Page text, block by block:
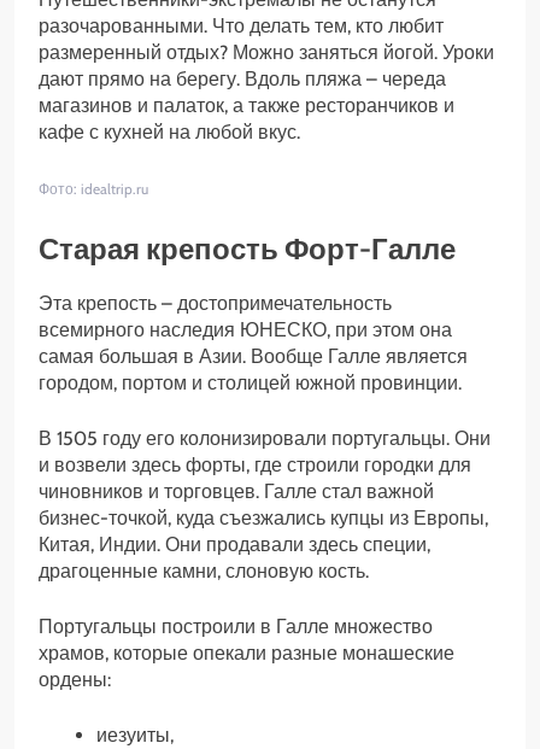
разочарованными. Что делать тем, кто любит
размеренный отдых? Можно заняться йогой. Уроки
дают прямо на берегу. Вдоль пляжа – череда
магазинов и палаток, а также ресторанчиков и
кафе с кухней на любой вкус.
Фото: idealtrip.ru
Старая крепость Форт-Галле
Эта крепость – достопримечательность
всемирного наследия ЮНЕСКО, при этом она
самая большая в Азии. Вообще Галле является
городом, портом и столицей южной провинции.
В 1505 году его колонизировали португальцы. Они
и возвели здесь форты, где строили городки для
чиновников и торговцев. Галле стал важной
бизнес-точкой, куда съезжались купцы из Европы,
Китая, Индии. Они продавали здесь специи,
драгоценные камни, слоновую кость.
Португальцы построили в Галле множество
храмов, которые опекали разные монашеские
ордены:
иезуиты,